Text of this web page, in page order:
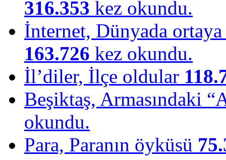
316.353 kez okundu.
İnternet, Dünyada
163.726 kez okundu.
İl’diler, İlçe oldular
Beşiktaş, Armasındaki
okundu.
Para, Paranın öyküsü